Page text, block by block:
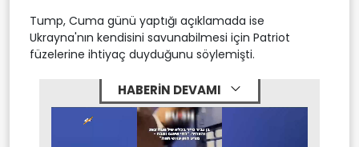
Tump, Cuma günü yaptığı açıklamada ise
Ukrayna'nın kendisini savunabilmesi için Patriot
füzelerine ihtiyaç duyduğunu söylemişti.
HABERİN DEVAMI